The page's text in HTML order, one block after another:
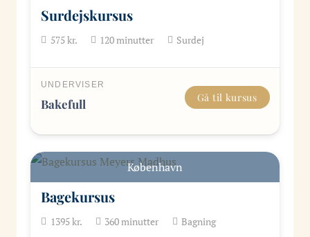
Surdejskursus
575kr. 120minutter Surdej
UNDERVISER
Bakefull Gå til kursus
København
Bagekursus
1395kr. 360minutter Bagning